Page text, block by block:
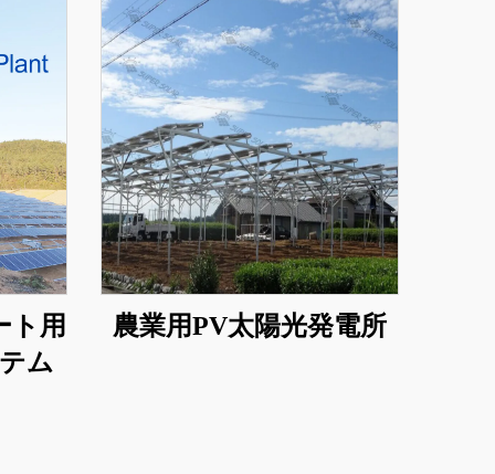
ト用
ム
農業用PV太陽光発電所